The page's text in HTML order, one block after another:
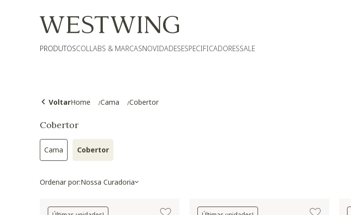
PRODUTOSCOLLABS & MARCASNOVIDADESESPECIFICADORESSALE
VoltarHome Cama Cobertor
Cobertor
CamaRefinar por Categoria: Cama
Cobertor
Ordenar por:Nossa Curadoria